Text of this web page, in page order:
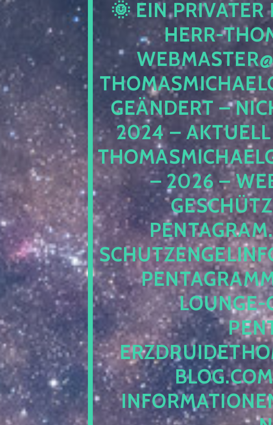
 EIN PRIVATER
ERR-
EÄNDERT –
024 – AKTUELL
2026 –
SCHÜTZT!
UNGE-
OG.COM
FORMATIONEN